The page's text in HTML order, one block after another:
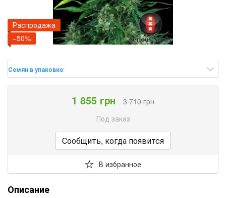
Распродажа
−50%
Семян в упаковке:
1 855 грн
3 710 грн
Под заказ
Сообщить, когда появится
В избранное
Описание